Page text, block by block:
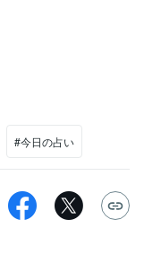
#今日の占い